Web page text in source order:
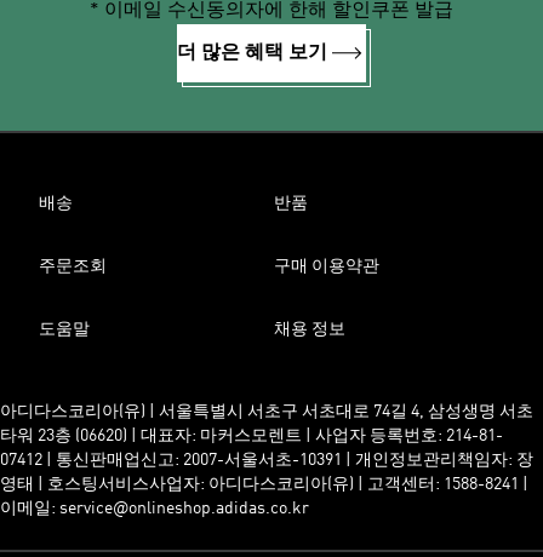
* 이메일 수신동의자에 한해 할인쿠폰 발급
더 많은 혜택 보기
배송 반품
주문조회 구매 이용약관
도움말 채용 정보
아디다스코리아(유) | 서울특별시 서초구 서초대로 74길 4, 삼성생명 서초
타워 23층 (06620) | 대표자: 마커스모렌트 | 사업자 등록번호: 214-81-
07412 | 통신판매업신고: 2007-서울서초-10391 | 개인정보관리책임자: 장
영태 | 호스팅서비스사업자: 아디다스코리아(유) | 고객센터: 1588-8241 |
이메일: service@onlineshop.adidas.co.kr